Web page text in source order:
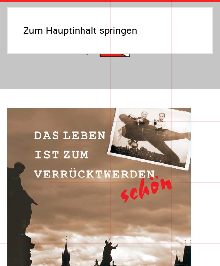
Zum Hauptinhalt springen